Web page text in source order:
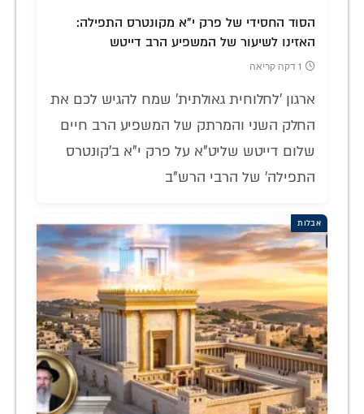
הסוד החסידי של פרק י"א מקונטרס התפילה:
האזינו לשיעור של המשפיע הרב דייטש
1 דקה קריאה
ארגון 'לחלוחית גאולתית' שמח להגיש לכם את
החלק השני והמרתק של המשפיע הרב חיים
שלום דייטש שליט"א על פרק י"א ב'קונטרס
התפילה' של הרבי הרש"ב
אבלות